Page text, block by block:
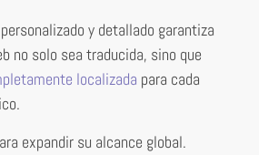
y detallado garantiza
no solo sea traducida, sino que
localizada para cada
expandir su alcance global.